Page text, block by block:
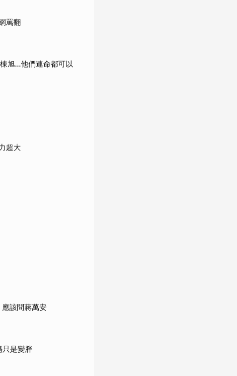
罵翻
旭...他們連命都可以
超大
該問蔣萬安
是變胖